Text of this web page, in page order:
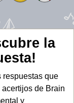
la
respuestas que
de Brain
y